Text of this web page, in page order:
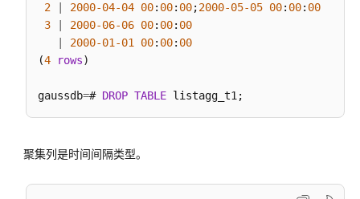
SEQUENCE
函
数
组
函
和
2
2000-04-04 00: 00: 00;2000-05-05 00: 00: 00
3
2000-06-06 00: 00: 00
2000-01 -01 00: 00: 00
(4 rows)
gaussdb=# DROP TABLE
聚集列是时间间隔类型。